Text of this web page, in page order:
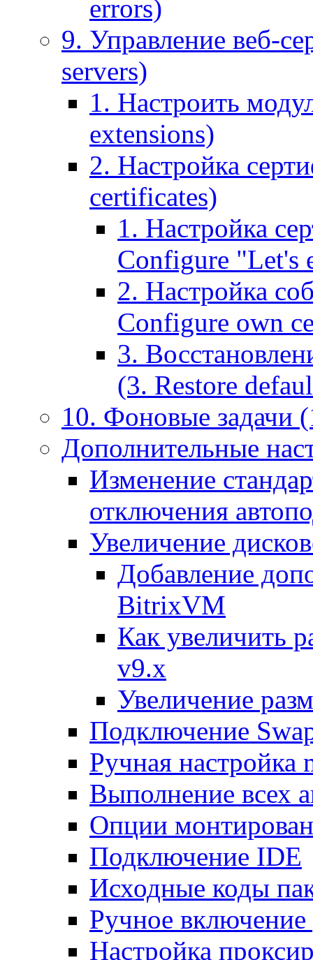
errors)
9. Управление веб-
servers)
1. Настроить
extensions)
2. Настройка
certificates)
1. Настройка
Configure "Let's
2. Настройка
Configure own
3.
(3. Restore
10. Фоновые задачи
Дополнительные
Изменение
отключения
Увеличение
Добавление
BitrixVM
Как увеличить
v9.x
Увеличение
Подключение
Ручная настройка
Выполнение всех
Опции
Подключение IDE
Исходные коды
Ручное
Настройка